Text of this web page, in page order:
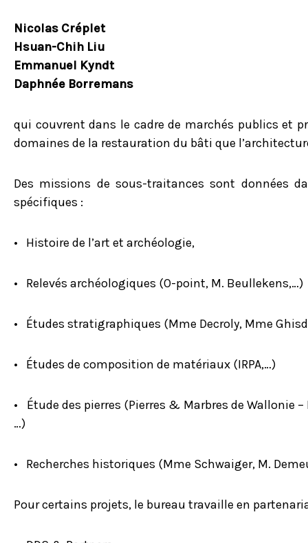
Nicolas Créplet
Hsuan-Chih Liu
Emmanuel Kyndt
Daphnée Borremans
qui couvrent dans le cadre de marchés publics et
domaines de la restauration du bâti que
Des missions de sous-traitances sont données
spécifiques :
• Histoire de l’art et archéologie,
• Relevés archéologiques (O-point, M. Beullekens,…)
• Études stratigraphiques (Mme Decroly, Mme
• Études de composition de matériaux (IRPA,…)
• Étude des pierres (Pierres & Marbres de Wallonie –
…)
• Recherches historiques (Mme Schwaiger, M.
Pour certains projets, le bureau travaille en